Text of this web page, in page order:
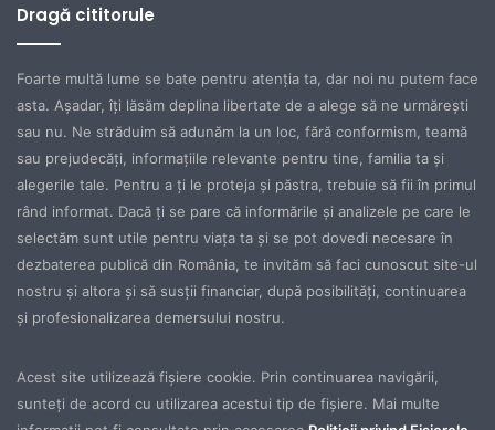
Dragă cititorule
Foarte multă lume se bate pentru atenţia ta, dar noi nu putem face
asta. Aşadar, îţi lăsăm deplina libertate de a alege să ne urmăreşti
sau nu. Ne străduim să adunăm la un loc, fără conformism, teamă
sau prejudecăţi, informaţiile relevante pentru tine, familia ta şi
alegerile tale. Pentru a ţi le proteja şi păstra, trebuie să fii în primul
rând informat. Dacă ţi se pare că informările şi analizele pe care le
selectăm sunt utile pentru viaţa ta şi se pot dovedi necesare în
dezbaterea publică din România, te invităm să faci cunoscut site-ul
nostru şi altora şi să susţii financiar, după posibilităţi, continuarea
şi profesionalizarea demersului nostru.
Acest site utilizează fișiere cookie. Prin continuarea navigării,
sunteți de acord cu utilizarea acestui tip de fișiere. Mai multe